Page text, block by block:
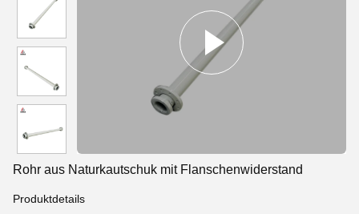
Rohr aus Naturkautschuk mit Flanschenwiderstand
Produktdetails